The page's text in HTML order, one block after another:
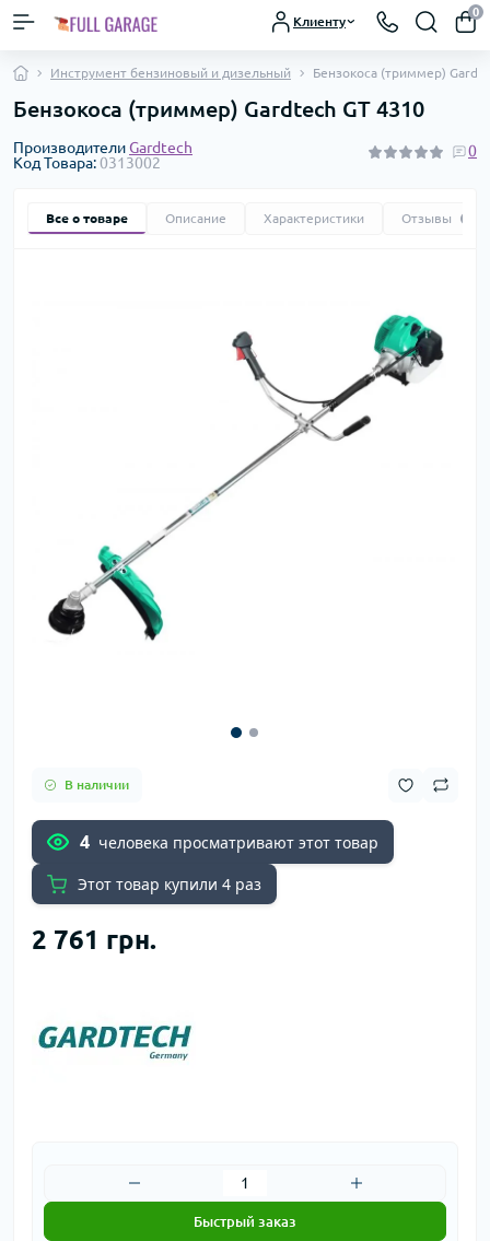
Клиенту
0
Инструмент бензиновый и дизельный Бензокоса (триммер)
Бензокоса (триммер) Gardtech GT 4310
ПроизводителиGardtech
Код Товара:0313002
0
Все о товаре Описание Характеристики Отзывы
В наличии
4 человека просматривают этот товар
Этот товар купили 4 раз
2 761 грн.
Быстрый заказ